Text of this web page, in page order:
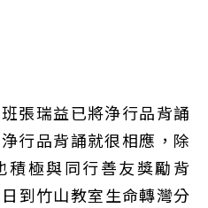
張瑞益已將浄行品背誦
行品背誦就很相應，除
積極與同行善友獎勵背
到竹山教室生命轉灣分